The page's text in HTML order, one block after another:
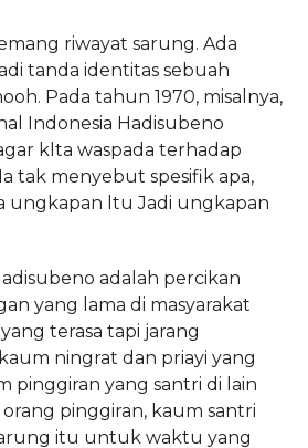
riwayat sarung. Ada
tanda identitas sebuah
Pada tahun 1970, misalnya,
Indonesia Hadisubeno
klta waspada terhadap
tak menyebut spesifik apa,
ungkapan ltu Jadi ungkapan
adalah percikan
yang lama di masyarakat
terasa tapi jarang
ningrat dan priayi yang
pinggiran yang santri di lain
orang pinggiran, kaum santri
itu untuk waktu yang